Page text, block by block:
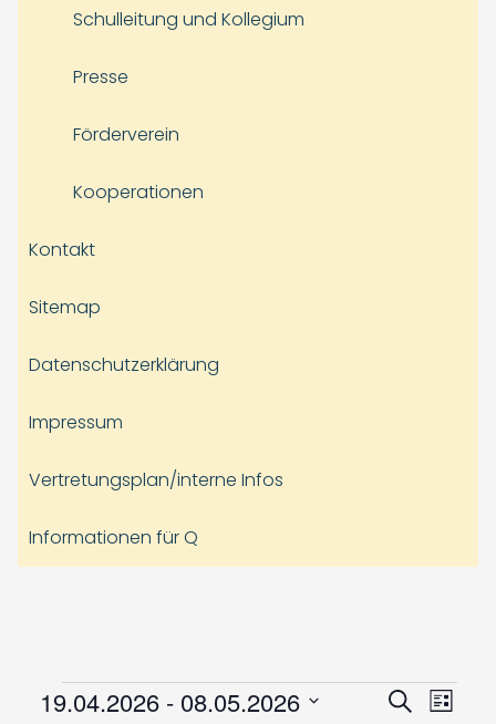
Schulleitung und Kollegium
Presse
Förderverein
Kooperationen
Kontakt
Sitemap
Datenschutzerklärung
Impressum
Vertretungsplan/interne Infos
Informationen für Q
VeranstaltungenSucheListe
19.04.2026 - 08.05.2026